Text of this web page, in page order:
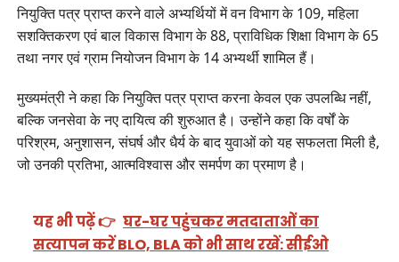
नियुक्ति पत्र प्राप्त करने वाले अभ्यर्थियों में वन विभाग के 109, महिला
सशक्तिकरण एवं बाल विकास विभाग के 88, प्राविधिक शिक्षा विभाग के 65
तथा नगर एवं ग्राम नियोजन विभाग के 14 अभ्यर्थी शामिल हैं।
मुख्यमंत्री ने कहा कि नियुक्ति पत्र प्राप्त करना केवल एक उपलब्धि नहीं,
बल्कि जनसेवा के नए दायित्व की शुरुआत है। उन्होंने कहा कि वर्षों के
परिश्रम, अनुशासन, संघर्ष और धैर्य के बाद युवाओं को यह सफलता मिली है,
जो उनकी प्रतिभा, आत्मविश्वास और समर्पण का प्रमाण है।
यह भी पढ़ें 👉 घर-घर पहुंचकर मतदाताओं का
सत्यापन करें BLO, BLA को भी साथ रखें: सीईओ